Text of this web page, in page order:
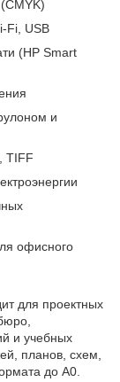
Fi, USB
(HP Smart
и
TIFF
офисного
для проектных
и учебных
планов, схем,
до A0.